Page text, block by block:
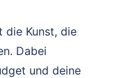
die Kunst, die
Dabei
und deine